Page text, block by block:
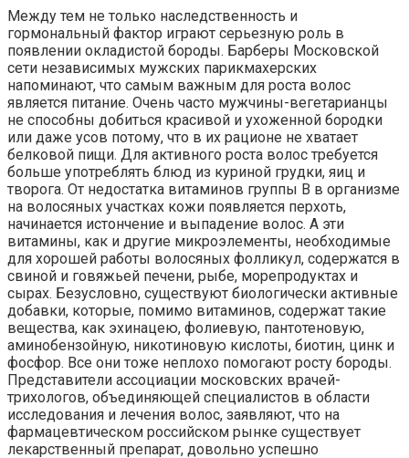
Между тем не только наследственность и
гормональный фактор играют серьезную роль в
появлении окладистой бороды. Барберы Московской
сети независимых мужских парикмахерских
напоминают, что самым важным для роста волос
является питание. Очень часто мужчины-вегетарианцы
не способны добиться красивой и ухоженной бородки
или даже усов потому, что в их рационе не хватает
белковой пищи. Для активного роста волос требуется
больше употреблять блюд из куриной грудки, яиц и
творога. От недостатка витаминов группы В в организме
на волосяных участках кожи появляется перхоть,
начинается истончение и выпадение волос. А эти
витамины, как и другие микроэлементы, необходимые
для хорошей работы волосяных фолликул, содержатся в
свиной и говяжьей печени, рыбе, морепродуктах и
сырах. Безусловно, существуют биологически активные
добавки, которые, помимо витаминов, содержат такие
вещества, как эхинацею, фолиевую, пантотеновую,
аминобензойную, никотиновую кислоты, биотин, цинк и
фосфор. Все они тоже неплохо помогают росту бороды.
Представители ассоциации московских врачей-
трихологов, объединяющей специалистов в области
исследования и лечения волос, заявляют, что на
фармацевтическом российском рынке существует
лекарственный препарат, довольно успешно